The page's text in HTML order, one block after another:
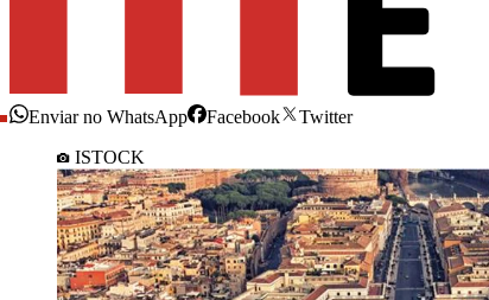
Enviar no WhatsApp Facebook
Twitter
ISTOCK